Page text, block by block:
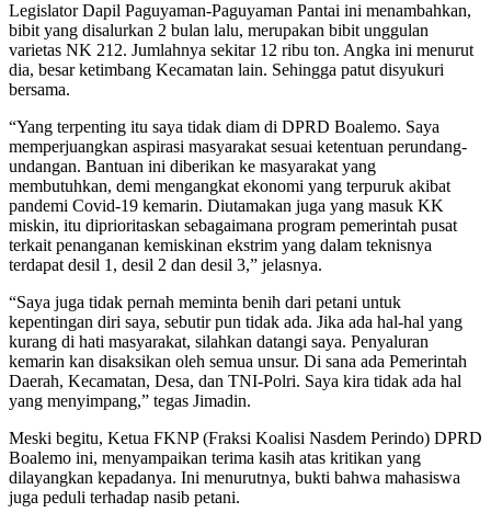
Legislator Dapil Paguyaman-Paguyaman Pantai ini menambahkan,
bibit yang disalurkan 2 bulan lalu, merupakan bibit unggulan
varietas NK 212. Jumlahnya sekitar 12 ribu ton. Angka ini menurut
dia, besar ketimbang Kecamatan lain. Sehingga patut disyukuri
bersama.
“Yang terpenting itu saya tidak diam di DPRD Boalemo. Saya
memperjuangkan aspirasi masyarakat sesuai ketentuan perundang-
undangan. Bantuan ini diberikan ke masyarakat yang
membutuhkan, demi mengangkat ekonomi yang terpuruk akibat
pandemi Covid-19 kemarin. Diutamakan juga yang masuk KK
miskin, itu diprioritaskan sebagaimana program pemerintah pusat
terkait penanganan kemiskinan ekstrim yang dalam teknisnya
terdapat desil 1, desil 2 dan desil 3,” jelasnya.
“Saya juga tidak pernah meminta benih dari petani untuk
kepentingan diri saya, sebutir pun tidak ada. Jika ada hal-hal yang
kurang di hati masyarakat, silahkan datangi saya. Penyaluran
kemarin kan disaksikan oleh semua unsur. Di sana ada Pemerintah
Daerah, Kecamatan, Desa, dan TNI-Polri. Saya kira tidak ada hal
yang menyimpang,” tegas Jimadin.
Meski begitu, Ketua FKNP (Fraksi Koalisi Nasdem Perindo) DPRD
Boalemo ini, menyampaikan terima kasih atas kritikan yang
dilayangkan kepadanya. Ini menurutnya, bukti bahwa mahasiswa
juga peduli terhadap nasib petani.